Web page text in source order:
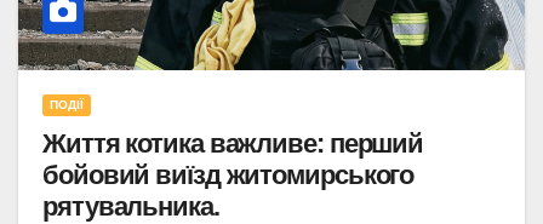
ПОДІЇ
Життя котика важливе: перший
бойовий виїзд житомирського
рятувальника.